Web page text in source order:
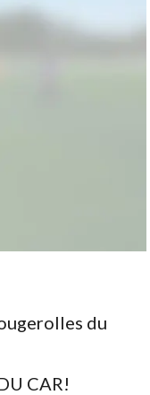
du
CAR!